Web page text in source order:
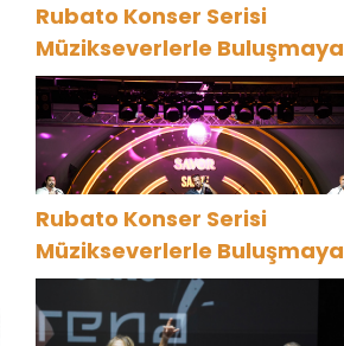
Rubato Konser Serisi
Müzikseverlerle Buluşmaya
Devam Ediyor
Rubato Konser Serisi
Müzikseverlerle Buluşmaya
Devam Ediyor